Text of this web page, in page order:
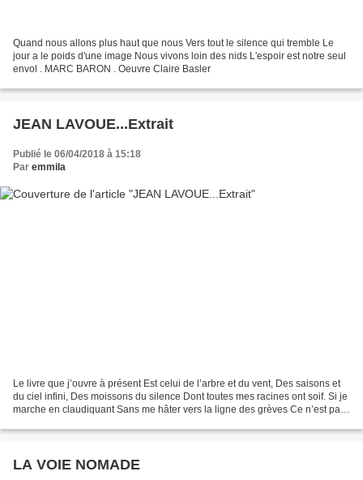
Quand nous allons plus haut que nous Vers tout le silence qui tremble Le
jour a le poids d'une image Nous vivons loin des nids L'espoir est notre seul
envol . MARC BARON . Oeuvre Claire Basler
JEAN LAVOUE...Extrait
Publié le 06/04/2018 à 15:18
Par emmila
Le livre que j’ouvre à présent Est celui de l’arbre et du vent, Des saisons et
du ciel infini, Des moissons du silence Dont toutes mes racines ont soif. Si je
marche en claudiquant Sans me hâter vers la ligne des grèves Ce n’est pas
LA VOIE NOMADE